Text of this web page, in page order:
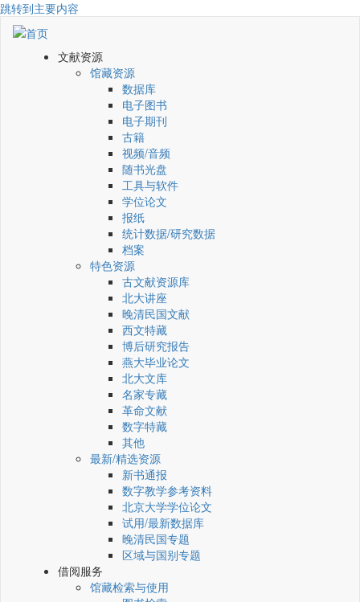
跳转到主要内容
文献资源
馆藏资源
数据库
电子图书
电子期刊
古籍
视频/音频
随书光盘
工具与软件
学位论文
报纸
统计数据/研究数据
档案
特色资源
古文献资源库
北大讲座
晚清民国文献
西文特藏
博后研究报告
燕大毕业论文
北大文库
名家专藏
革命文献
数字特藏
其他
最新/精选资源
新书通报
数字教学参考资料
北京大学学位论文
试用/最新数据库
晚清民国专题
区域与国别专题
借阅服务
馆藏检索与使用